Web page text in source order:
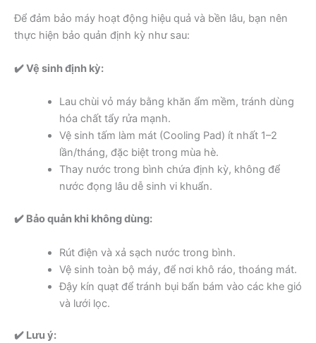
Để đảm bảo máy hoạt động hiệu quả và bền lâu, bạn nên
thực hiện bảo quản định kỳ như sau:
✔️ Vệ sinh định kỳ:
Lau chùi vỏ máy bằng khăn ẩm mềm, tránh dùng
hóa chất tẩy rửa mạnh.
Vệ sinh tấm làm mát (Cooling Pad) ít nhất 1–2
lần/tháng, đặc biệt trong mùa hè.
Thay nước trong bình chứa định kỳ, không để
nước đọng lâu dễ sinh vi khuẩn.
✔️ Bảo quản khi không dùng:
Rút điện và xả sạch nước trong bình.
Vệ sinh toàn bộ máy, để nơi khô ráo, thoáng mát.
Đậy kín quạt để tránh bụi bẩn bám vào các khe gió
và lưới lọc.
✔️ Lưu ý: